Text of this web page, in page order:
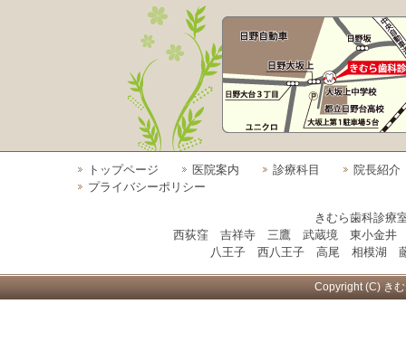
トップページ 医院案内 診療科目
院長紹介
プライバシーポリシー
きむら歯科診療
西荻窪 吉祥寺 三鷹 武蔵境 東小金
八王子 西八王子 高尾 相模湖
Copyright (C) き